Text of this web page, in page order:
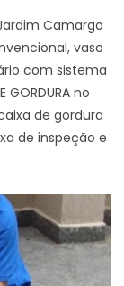
Jardim Camargo
vaso
com sistema
GORDURA no
de gordura
de inspeção e